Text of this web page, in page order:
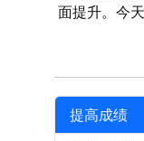
面提升。今
提高成绩